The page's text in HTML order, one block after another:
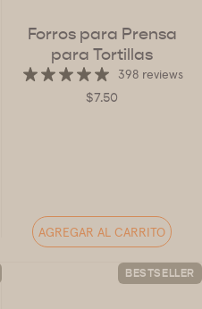
Forros para Prensa
para Tortillas
398 reviews
$7.50
AGREGAR AL CARRITO
BESTSELLER